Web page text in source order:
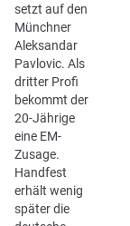
setzt auf den
Münchner
Aleksandar
Pavlovic. Als
dritter Profi
bekommt der
20-Jährige
eine EM-
Zusage.
Handfest
erhält wenig
später die